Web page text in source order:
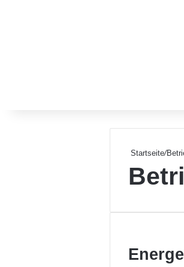
Startseite/